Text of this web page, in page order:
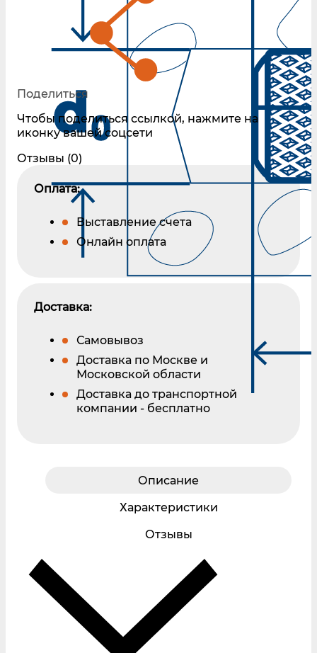
Поделиться
Чтобы поделиться ссылкой, нажмите на
иконку вашей соцсети
Отзывы (0)
Оплата:
Выставление счета
Онлайн оплата
Доставка:
Самовывоз
Доставка по Москве и
Московской области
Доставка до транспортной
компании - бесплатно
Описание
Характеристики
Отзывы